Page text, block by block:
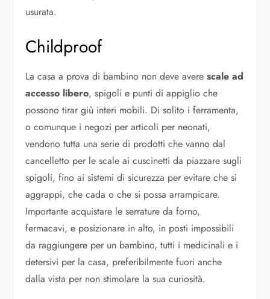
usurata.
Childproof
La casa a prova di bambino non deve avere scale ad
accesso libero, spigoli e punti di appiglio che
possono tirar giù interi mobili. Di solito i ferramenta,
o comunque i negozi per articoli per neonati,
vendono tutta una serie di prodotti che vanno dal
cancelletto per le scale ai cuscinetti da piazzare sugli
spigoli, fino ai sistemi di sicurezza per evitare che si
aggrappi, che cada o che si possa arrampicare.
Importante acquistare le serrature da forno,
fermacavi, e posizionare in alto, in posti impossibili
da raggiungere per un bambino, tutti i medicinali e i
detersivi per la casa, preferibilmente fuori anche
dalla vista per non stimolare la sua curiosità.